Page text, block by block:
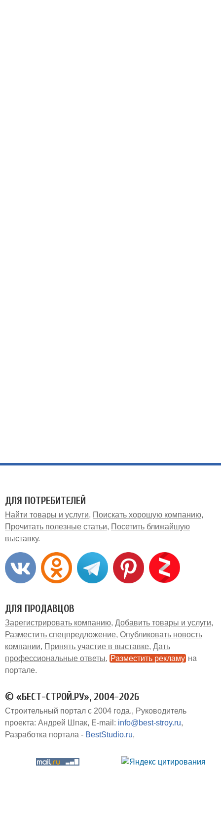
ДЛЯ ПОТРЕБИТЕЛЕЙ
Найти товары и услуги
Поискать хорошую компанию
Прочитать полезные статьи
Посетить ближайшую
выставку
ДЛЯ ПРОДАВЦОВ
Зарегистрировать компанию Добавить товары и услуги
Разместить спецпредложение Опубликовать новость
компании
Принять участие в выставке Дать
профессиональные ответы
Разместить рекламу на
портале
© «БЕСТ-СТРОЙ.РУ», 2004-2026
Строительный портал с 2004 года.
Руководитель
проекта: Андрей Шпак E-mail: info@best-stroy.ru
Разработка портала - BestStudio.ru